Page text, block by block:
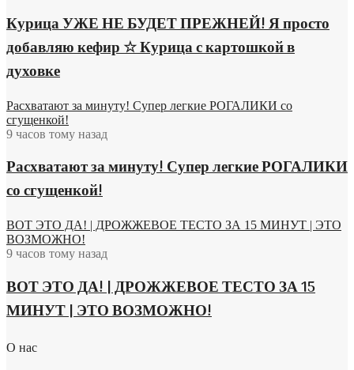
Курица УЖЕ НЕ БУДЕТ ПРЕЖНЕЙ! Я просто
добавляю кефир ☆ Курица с картошкой в
духовке
Расхватают за минуту! Супер легкие РОГАЛИКИ со
сгущенкой!
9 часов тому назад
Расхватают за минуту! Супер легкие РОГАЛИКИ
со сгущенкой!
ВОТ ЭТО ДА! | ДРОЖЖЕВОЕ ТЕСТО ЗА 15 МИНУТ | ЭТО
ВОЗМОЖНО!
9 часов тому назад
ВОТ ЭТО ДА! | ДРОЖЖЕВОЕ ТЕСТО ЗА 15
МИНУТ | ЭТО ВОЗМОЖНО!
О нас